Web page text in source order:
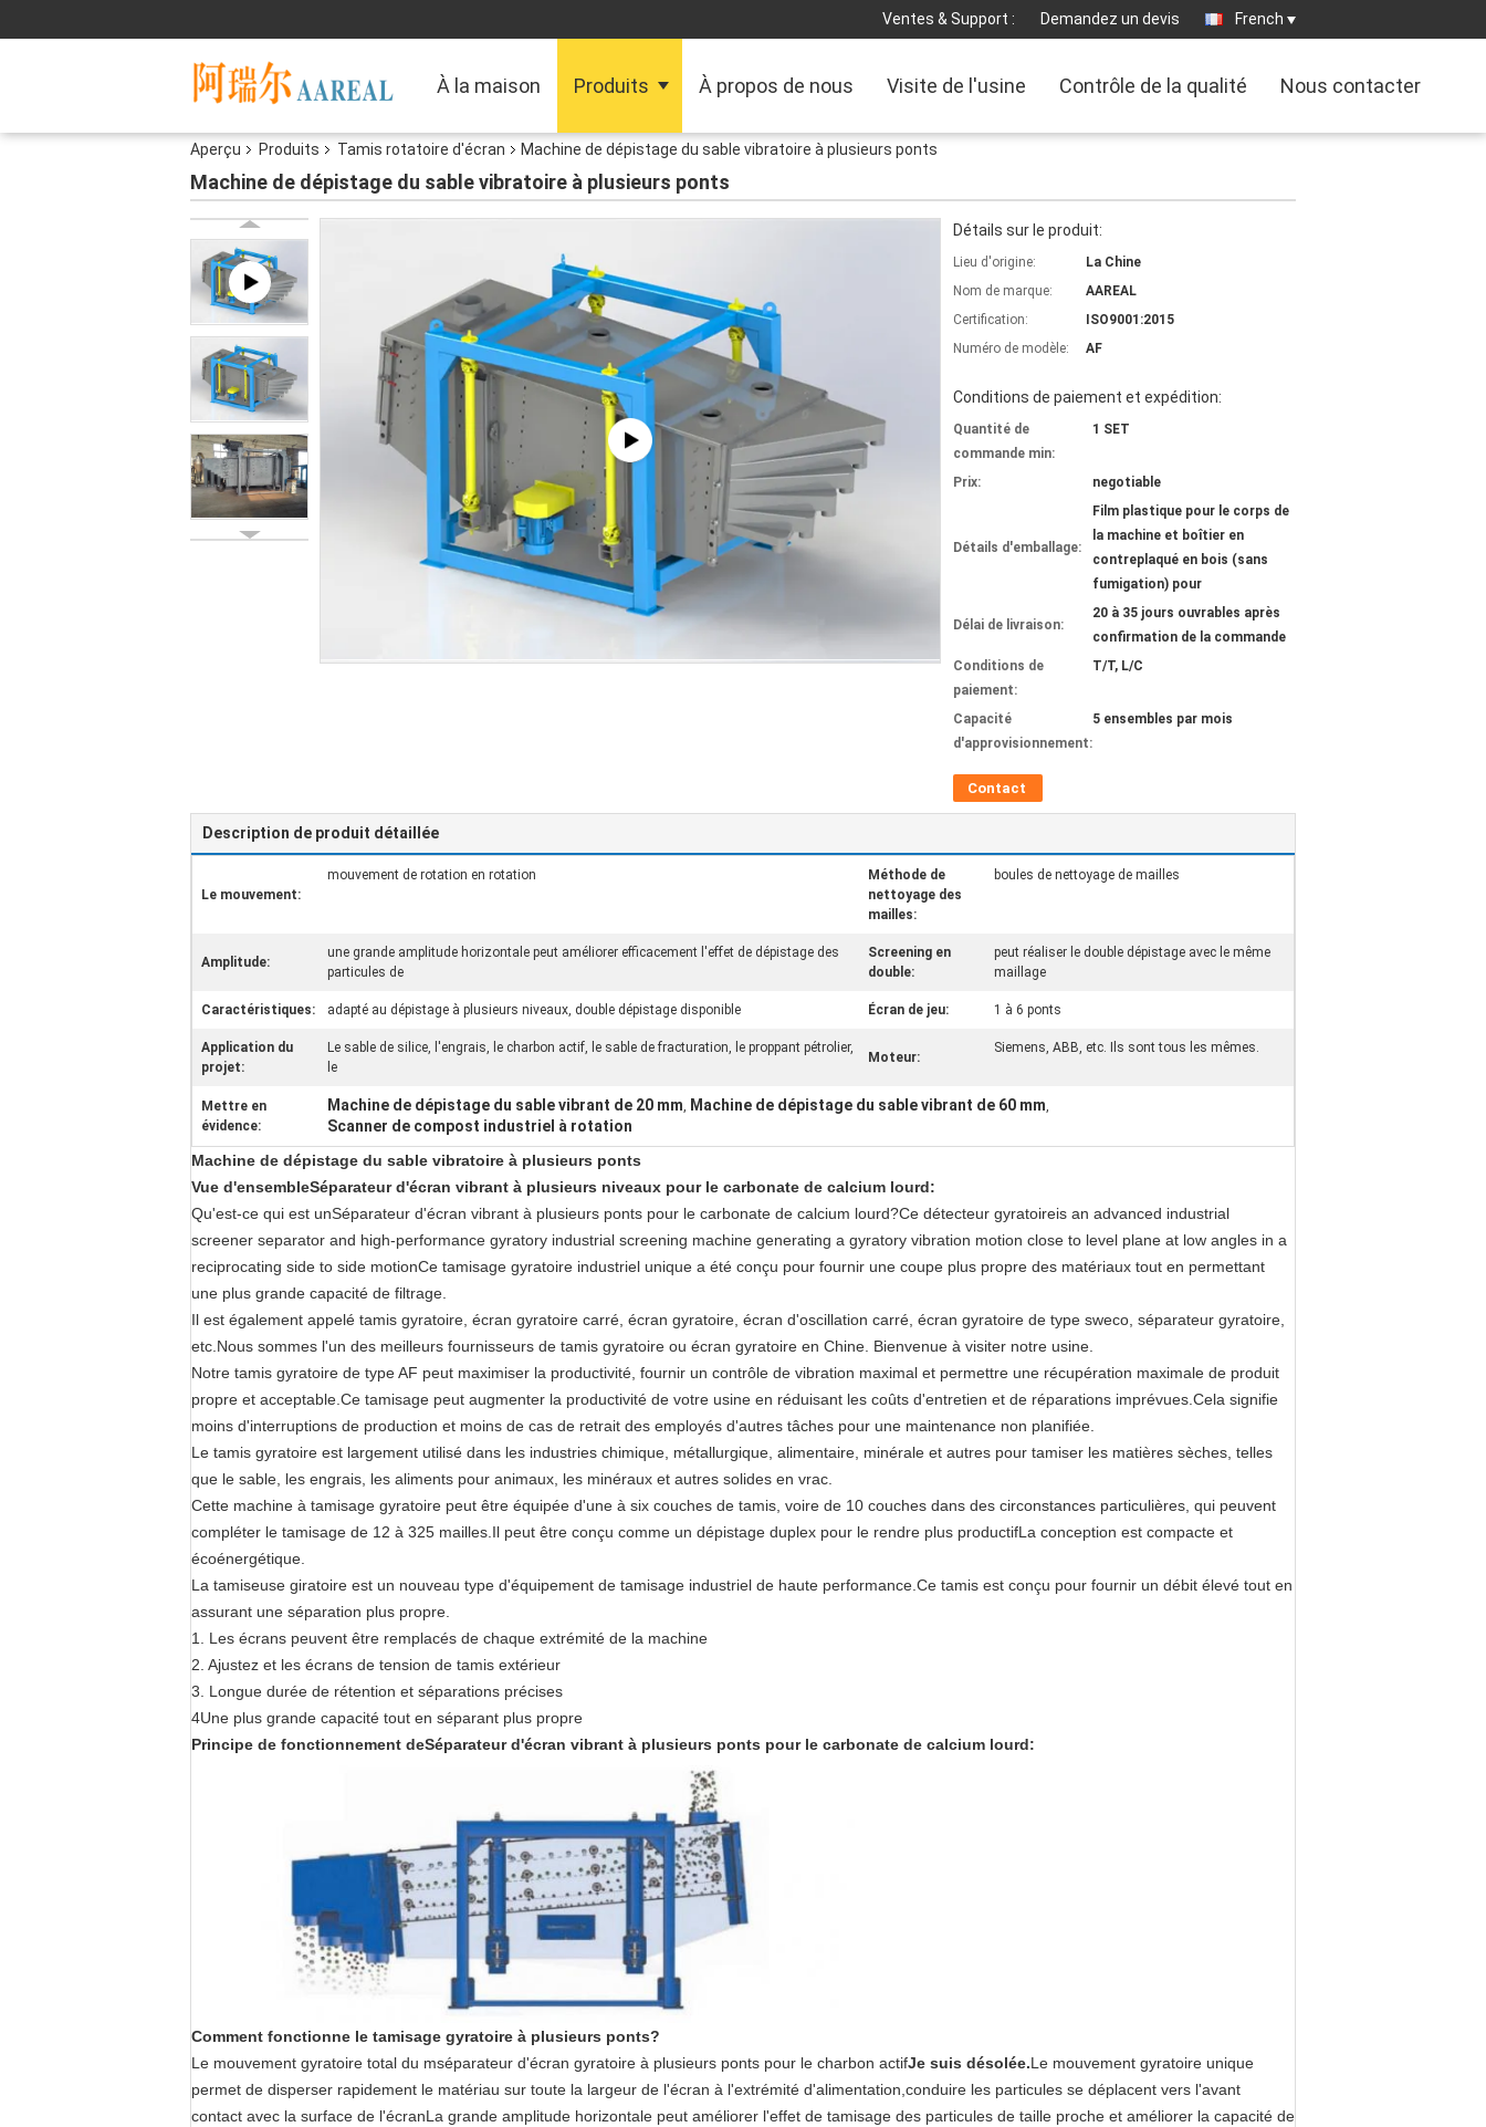
Ventes & Support : Demandez un devis French
À la maison Produits À propos de nous Visite de l'usine Contrôle de la qualité Nous contacter
Aperçu Produits Tamis rotatoire d'écran Machine de dépistage du sable vibratoire à plusieurs ponts
Machine de dépistage du sable vibratoire à plusieurs ponts
Détails sur le produit:
Lieu d'origine:
La Chine
Nom de marque:
AAREAL
Certification:
ISO9001:2015
Numéro de modèle:
AF
Conditions de paiement et expédition:
Quantité de
commande min:
1 SET
Prix: negotiable
Détails d'emballage:
Film plastique pour le corps de
la machine et boîtier en
contreplaqué en bois (sans
fumigation) pour
Délai de livraison:
20 à 35 jours ouvrables après
confirmation de la commande
Conditions de
paiement:
T/T, L/C
Capacité
d'approvisionnement:
5 ensembles par mois
Contact
Description de produit détaillée
Le mouvement:
mouvement de rotation en rotation
Méthode de
nettoyage des
mailles:
boules de nettoyage de mailles
Amplitude:
une grande amplitude horizontale peut améliorer efficacement l'effet de dépistage des
particules de
Screening en
double:
peut réaliser le double dépistage avec le même
maillage
Caractéristiques: adapté au dépistage à plusieurs niveaux, double dépistage disponible Écran de jeu: 1 à 6 ponts
Application du
projet:
Le sable de silice, l'engrais, le charbon actif, le sable de fracturation, le proppant pétrolier,
le
Moteur:
Siemens, ABB, etc. Ils sont tous les mêmes.
Mettre en
évidence:
Machine de dépistage du sable vibrant de 20 mm, Machine de dépistage du sable vibrant de 60 mm,
Scanner de compost industriel à rotation
Machine de dépistage du sable vibratoire à plusieurs ponts
Vue d'ensembleSéparateur d'écran vibrant à plusieurs niveaux pour le carbonate de calcium lourd:
Qu'est-ce qui est unSéparateur d'écran vibrant à plusieurs ponts pour le carbonate de calcium lourd?Ce détecteur gyratoireis an advanced industrial
screener separator and high-performance gyratory industrial screening machine generating a gyratory vibration motion close to level plane at low angles in a
reciprocating side to side motionCe tamisage gyratoire industriel unique a été conçu pour fournir une coupe plus propre des matériaux tout en permettant
une plus grande capacité de filtrage.
Il est également appelé tamis gyratoire, écran gyratoire carré, écran gyratoire, écran d'oscillation carré, écran gyratoire de type sweco, séparateur gyratoire,
etc. Nous sommes l'un des meilleurs fournisseurs de tamis gyratoire ou écran gyratoire en Chine. Bienvenue à visiter notre usine.
Notre tamis gyratoire de type AF peut maximiser la productivité, fournir un contrôle de vibration maximal et permettre une récupération maximale de produit
propre et acceptable.Ce tamisage peut augmenter la productivité de votre usine en réduisant les coûts d'entretien et de réparations imprévues.Cela signifie
moins d'interruptions de production et moins de cas de retrait des employés d'autres tâches pour une maintenance non planifiée.
Le tamis gyratoire est largement utilisé dans les industries chimique, métallurgique, alimentaire, minérale et autres pour tamiser les matières sèches, telles
que le sable, les engrais, les aliments pour animaux, les minéraux et autres solides en vrac.
Cette machine à tamisage gyratoire peut être équipée d'une à six couches de tamis, voire de 10 couches dans des circonstances particulières, qui peuvent
compléter le tamisage de 12 à 325 mailles.Il peut être conçu comme un dépistage duplex pour le rendre plus productifLa conception est compacte et
écoénergétique.
La tamiseuse giratoire est un nouveau type d'équipement de tamisage industriel de haute performance.Ce tamis est conçu pour fournir un débit élevé tout en
assurant une séparation plus propre.
1. Les écrans peuvent être remplacés de chaque extrémité de la machine
2. Ajustez et les écrans de tension de tamis extérieur
3. Longue durée de rétention et séparations précises
4Une plus grande capacité tout en séparant plus propre
Principe de fonctionnement deSéparateur d'écran vibrant à plusieurs ponts pour le carbonate de calcium lourd:
Comment fonctionne le tamisage gyratoire à plusieurs ponts?
Le mouvement gyratoire total du mséparateur d'écran gyratoire à plusieurs ponts pour le charbon actifJe suis désolée.Le mouvement gyratoire unique
permet de disperser rapidement le matériau sur toute la largeur de l'écran à l'extrémité d'alimentation,conduire les particules se déplacent vers l'avant
contact avec la surface de l'écranLa grande amplitude horizontale peut améliorer l'effet de tamisage des particules de taille proche et améliorer la capacité de